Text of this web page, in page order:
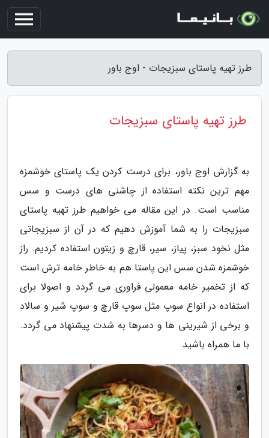
طرز تهیه پاستای سبزیجات - اوج باور
طرز تهیه پاستای سبزیجات
به گزارش اوج باور، برای درست کردن یک پاستای خوشمزه
مهم ترین نکته استفاده از چاشنی های درست و سس
مناسب است. در این مقاله می خواهیم طرز تهیه پاستای
سبزیجات را به شما آموزش دهیم که در آن از سبزیجاتی
مثل نخود سبز، پیاز، سیر، قارچ و زیتون استفاده کردیم. راز
خوشمزه شدن سس این پاستا هم به خاطر خامه ترش است
که از تخمیر خامه معمولی فراوری می گردد و اصولا برای
استفاده در انواع سوپ مثل سوپ قارچ و سوپ شیر و سالاد
و برخی از شیرینی ها و دسرها به شدت پیشنهاد می گردد.
با ما همراه باشید.